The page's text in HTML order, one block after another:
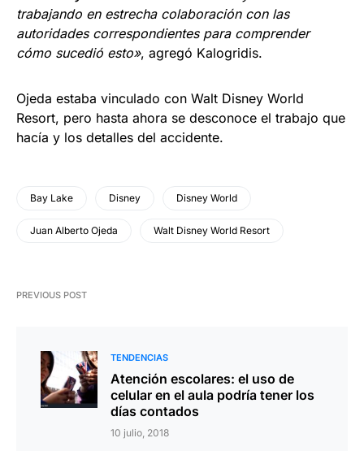
trabajando en estrecha colaboración con las
autoridades correspondientes para comprender
cómo sucedió esto», agregó Kalogridis.
Ojeda estaba vinculado con Walt Disney World
Resort, pero hasta ahora se desconoce el trabajo que
hacía y los detalles del accidente.
Bay Lake Disney Disney World
Juan Alberto Ojeda Walt Disney World Resort
PREVIOUS POST
TENDENCIAS
Atención escolares: el uso de
celular en el aula podría tener los
días contados
10 julio, 2018